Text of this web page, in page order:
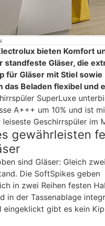
bieten Komfort
standfeste Gläser, die
für Gläser mit Stiel sowie
das Beladen flexibel und
SuperLuxe
A+++ um 10% und ist
Geschirrspüler im
gewährleisten
sind Gläser: Gleich
Die SoftSpikes geben
in zwei Reihen festen
in der Tassenablage
eingeklickt gibt es kein